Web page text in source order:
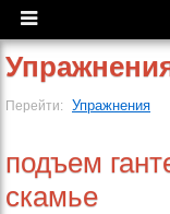
Перейти: Упражнения
подъем
скамье